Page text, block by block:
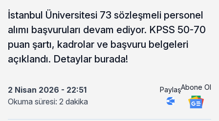
İstanbul Üniversitesi 73 sözleşmeli personel
alımı başvuruları devam ediyor. KPSS 50-70
puan şartı, kadrolar ve başvuru belgeleri
açıklandı. Detaylar burada!
2 Nisan 2026 - 22:51
Okuma süresi: 2 dakika
PaylaşAbone Ol